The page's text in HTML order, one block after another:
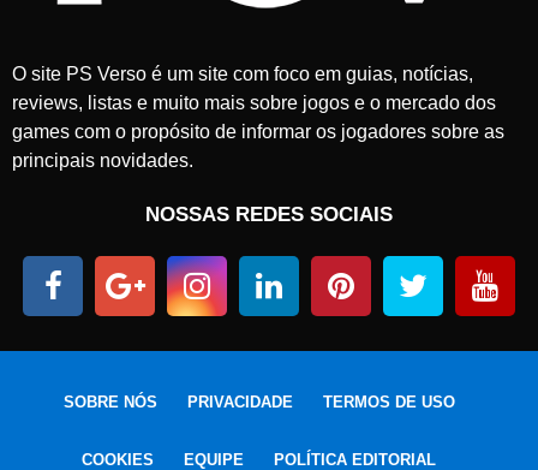
O site PS Verso é um site com foco em guias, notícias,
reviews, listas e muito mais sobre jogos e o mercado dos
games com o propósito de informar os jogadores sobre as
principais novidades.
NOSSAS REDES SOCIAIS
SOBRE NÓS PRIVACIDADE TERMOS DE USO
COOKIES EQUIPE POLÍTICA EDITORIAL